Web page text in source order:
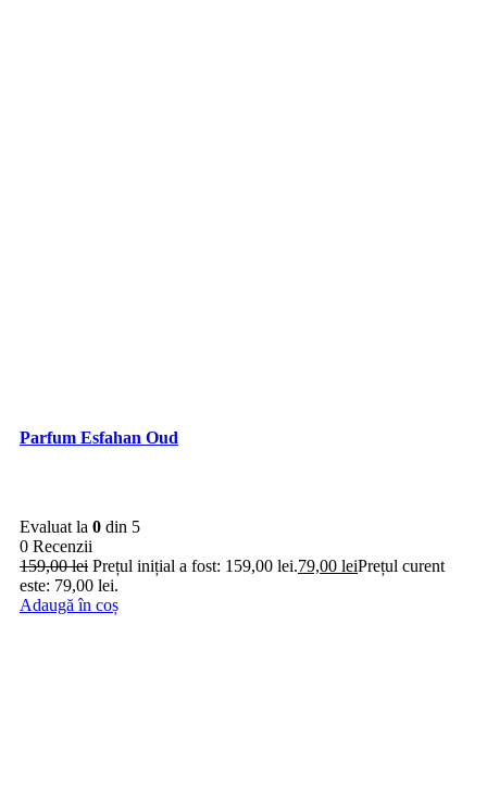
Parfum Esfahan Oud
Evaluat la 0 din 5
0 Recenzii
159,00lei Prețul inițial a fost: 159,00 lei.79,00 leiPrețul curent
este: 79,00 lei.
Adaugă în coș